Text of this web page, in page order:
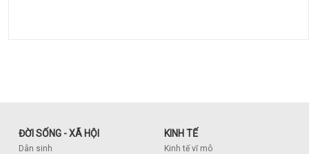
ĐỜI SỐNG - XÃ HỘI
Dân sinh
KINH TẾ
Kinh tế vĩ mô